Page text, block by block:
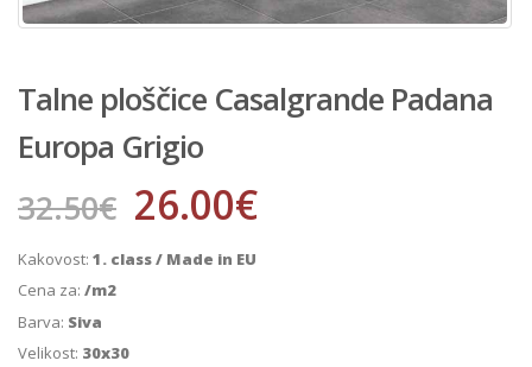
Talne ploščice Casalgrande Padana
Europa Grigio
32.50€ 26.00€
Kakovost: 1. class / Made in EU
Cena za: /m2
Barva: Siva
Velikost: 30x30